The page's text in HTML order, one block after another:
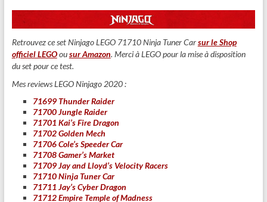
Retrouvez ce set Ninjago LEGO 71710 Ninja Tuner Carsur le Shop
officiel LEGOousur Amazon. Merci à LEGO pour la mise à disposition
du set pour ce test.
Mes reviews LEGO Ninjago 2020 :
71699 Thunder Raider
71700 Jungle Raider
71701 Kai’s Fire Dragon
71702 Golden Mech
71706 Cole’s Speeder Car
71708 Gamer’s Market
71709 Jay and Lloyd’s Velocity Racers
71710 Ninja Tuner Car
71711 Jay’s Cyber Dragon
71712 Empire Temple of Madness